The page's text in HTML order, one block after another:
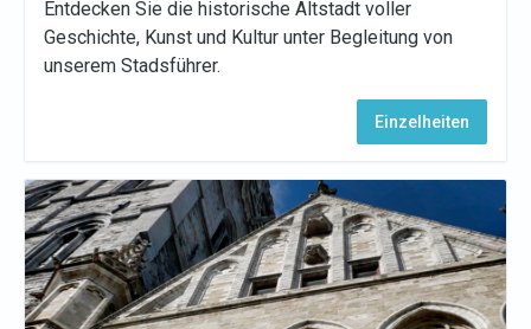
Entdecken Sie die historische Altstadt voller
Geschichte, Kunst und Kultur unter Begleitung von
unserem Stadsführer.
Einzelheiten